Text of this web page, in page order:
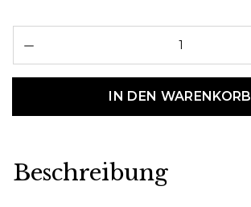
IN DEN WARENKORB
Beschreibung